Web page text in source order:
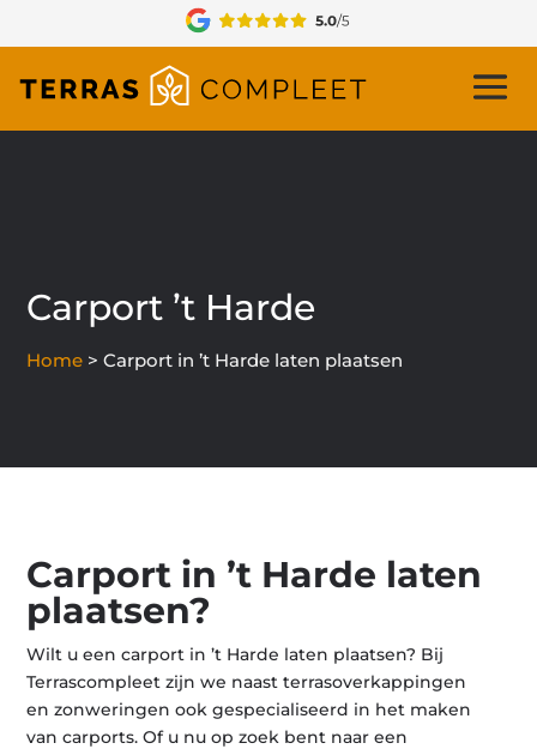
Carport ’t Harde
Home >Carport in ’t Harde laten plaatsen
Carport in ’t Harde laten
plaatsen?
Wilt u een carport in ’t Harde laten plaatsen? Bij
Terrascompleet zijn we naast terrasoverkappingen
en zonweringen ook gespecialiseerd in het maken
van carports. Of u nu op zoek bent naar een